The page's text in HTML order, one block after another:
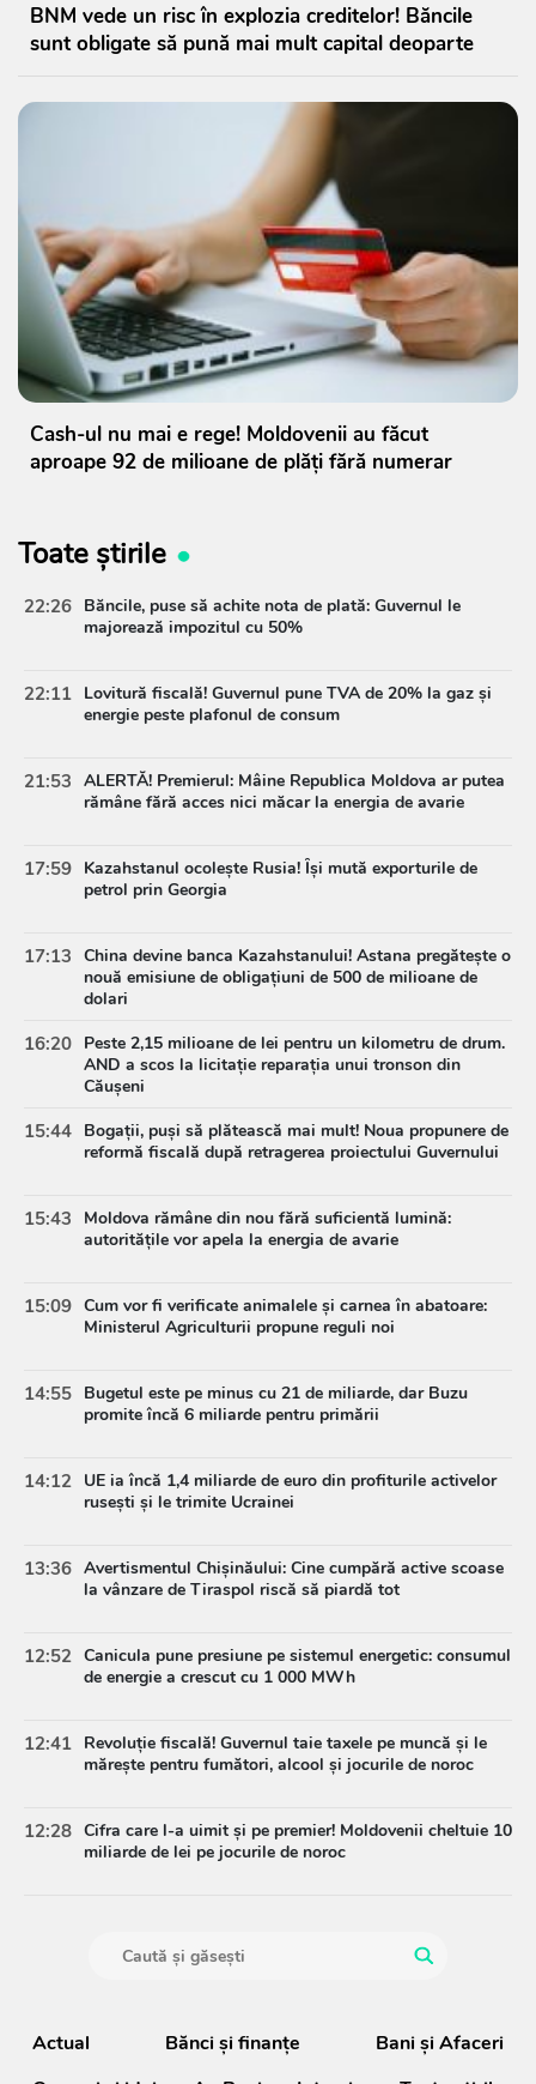
BNM vede un risc în explozia creditelor! Băncile
sunt obligate să pună mai mult capital deoparte
Cash-ul nu mai e rege! Moldovenii au făcut
aproape 92 de milioane de plăți fără numerar
Toate știrile
22:26 Băncile, puse să achite nota de plată: Guvernul le
majorează impozitul cu 50%
22:11 Lovitură fiscală! Guvernul pune TVA de 20% la gaz și
energie peste plafonul de consum
21:53 ALERTĂ! Premierul: Mâine Republica Moldova ar putea
rămâne fără acces nici măcar la energia de avarie
17:59 Kazahstanul ocolește Rusia! Își mută exporturile de
petrol prin Georgia
17:13 China devine banca Kazahstanului! Astana pregătește o
nouă emisiune de obligațiuni de 500 de milioane de
dolari
16:20 Peste 2,15 milioane de lei pentru un kilometru de drum.
AND a scos la licitație reparația unui tronson din
Căușeni
15:44 Bogații, puși să plătească mai mult! Noua propunere de
reformă fiscală după retragerea proiectului Guvernului
15:43
Moldova rămâne din nou fără suficientă lumină:
autoritățile vor apela la energia de avarie
15:09 Cum vor fi verificate animalele și carnea în abatoare:
Ministerul Agriculturii propune reguli noi
14:55 Bugetul este pe minus cu 21 de miliarde, dar Buzu
promite încă 6 miliarde pentru primării
14:12 UE ia încă 1,4 miliarde de euro din profiturile activelor
rusești și le trimite Ucrainei
13:36 Avertismentul Chișinăului: Cine cumpără active scoase
la vânzare de Tiraspol riscă să piardă tot
12:52 Canicula pune presiune pe sistemul energetic: consumul
de energie a crescut cu 1 000 MWh
12:41 Revoluție fiscală! Guvernul taie taxele pe muncă și le
mărește pentru fumători, alcool și jocurile de noroc
12:28 Cifra care l-a uimit și pe premier! Moldovenii cheltuie 10
miliarde de lei pe jocurile de noroc
Actual Bănci şi finanţe
Bani și Afaceri